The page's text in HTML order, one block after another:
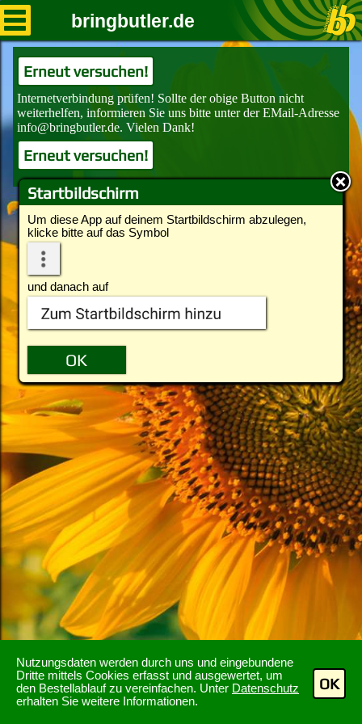
Nutzungsdaten werden durch uns und eingebundene
Dritte mittels Cookies erfasst und ausgewertet, um
den Bestellablauf zu vereinfachen. Unter Datenschutz
erhalten Sie weitere Informationen.
OK
Startbildschirm
Um diese App auf deinem Startbildschirm abzulegen,
klicke bitte auf das Symbol
und danach auf
bringbutler.de
Erneut versuchen!
Erneut versuchen!